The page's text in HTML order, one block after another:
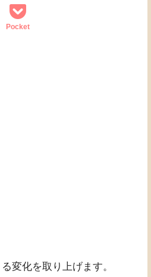
Pocket
変化を取り上げます。